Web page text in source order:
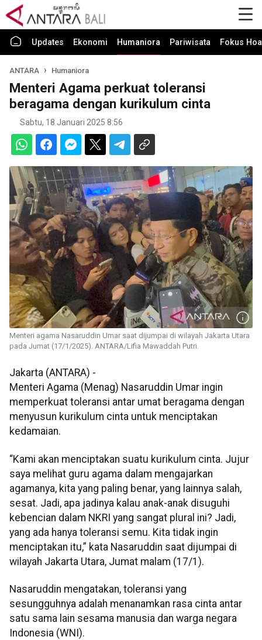
Updates Ekonomi Humaniora Pariwisata Fokus
ANTARA Humaniora
Menteri Agama perkuat toleransi
beragama dengan kurikulum cinta
Sabtu, 18 Januari 2025 8:56
Menteri agama Nasaruddin Umar saat dijumpai di wilayah Jakarta Utara
pada Jumat (17/1/2025). ANTARA/Lifia Mawaddah Putri.
Jakarta (ANTARA) -
Menteri Agama (Menag) Nasaruddin Umar ingin
memperkuat toleransi antar umat beragama dengan
menyusun kurikulum cinta untuk menciptakan
kedamaian.
“Kami akan menciptakan suatu kurikulum cinta. Jujur
saya melihat guru agama dalam mengajarkan
agamanya, kita yang paling benar, yang lainnya salah,
sesat. Jadi, apa jadinya kalau anak-anak disuguhi
kebencian dalam NKRI yang sangat plural ini? Jadi,
yang ada hanya toleransi semu. Kita tidak ingin
menciptakan itu,” kata Nasaruddin saat dijumpai di
wilayah Jakarta Utara, Jumat malam (17/1).
Nasaruddin mengatakan, toleransi yang
sesungguhnya adalah menanamkan rasa cinta antar
satu sama lain sesama manusia dan warga negara
Indonesia (WNI).